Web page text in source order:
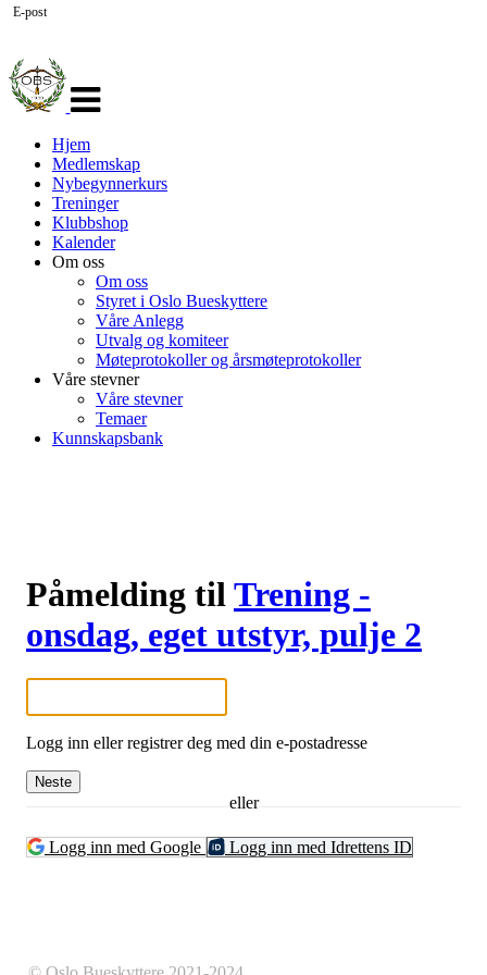
navigasjon
Hjem
Medlemskap
Nybegynnerkurs
Treninger
Klubbshop
Kalender
Om oss
Om oss
Styret i Oslo Bueskyttere
Våre Anlegg
Utvalg og komiteer
Møteprotokoller og årsmøteprotokoller
Våre stevner
Våre stevner
Temaer
Kunnskapsbank
Påmelding til Trening -
onsdag, eget utstyr, pulje 2
E-post
Logg inn eller registrer deg med din e-postadresse
Neste
eller
Logg inn med Google Logg inn med Idrettens ID